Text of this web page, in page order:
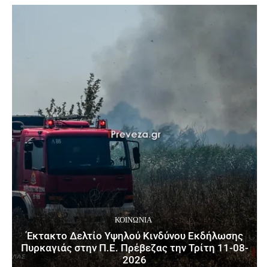
ΚΟΙΝΩΝΙΑ
Έκτακτο Δελτίο Υψηλού Κινδύνου Εκδήλωσης
Πυρκαγιάς στην Π.Ε. Πρέβεζας την Τρίτη 11-08-
2026